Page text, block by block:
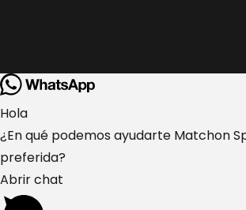
Hola
¿En qué podemos ayudarte Matchon
preferida?
Abrir chat